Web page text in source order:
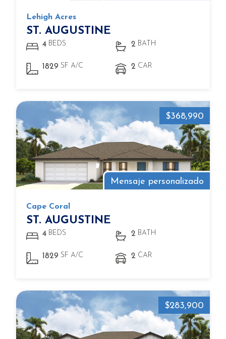
Lehigh Acres
ST. AUGUSTINE
4 BEDS 2 BATH
1829 SF A/C 2 CAR
Mensaje personalizado
$368,990
Cape Coral
ST. AUGUSTINE
4 BEDS 2 BATH
1829 SF A/C 2 CAR
$283,900